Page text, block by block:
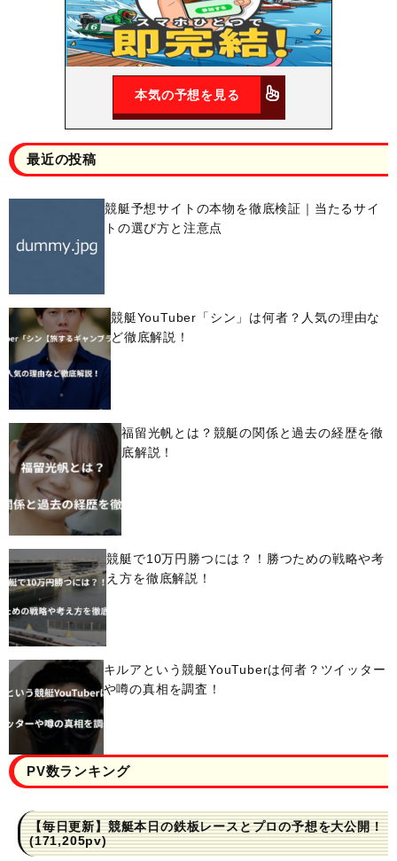
本気の予想を見る
最近の投稿
競艇予想サイトの本物を徹底検証｜当たるサイ
トの選び方と注意点
競艇YouTuber「シン」は何者？人気の理由な
ど徹底解説！
福留光帆とは？競艇の関係と過去の経歴を徹
底解説！
競艇で10万円勝つには？！勝つための戦略や考
え方を徹底解説！
キルアという競艇YouTuberは何者？ツイッター
や噂の真相を調査！
PV数ランキング
【毎日更新】競艇本日の鉄板レースとプロの予想を大公開！
(171,205pv)